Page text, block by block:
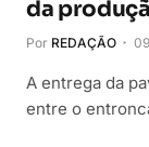
da
Por REDAÇÃO
A entrega da
entre o